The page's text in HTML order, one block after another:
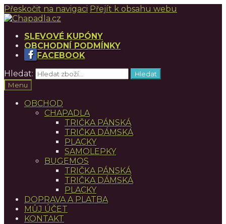
Přeskočit na navigaci Přejít k obsahu webu
SLEVOVÉ KUPÓNY
OBCHODNÍ PODMÍNKY
FACEBOOK
Hledat:
Hledat
Menu
OBCHOD
CHAPADLA
TRIČKA PÁNSKÁ
TRIČKA DÁMSKÁ
PLACKY
SAMOLEPKY
BUGEMOS
TRIČKA PÁNSKÁ
TRIČKA DÁMSKÁ
PLACKY
DOPRAVA A PLATBA
MŮJ ÚČET
KONTAKT